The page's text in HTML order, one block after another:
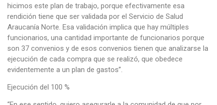
hicimos este plan de trabajo, porque efectivamente esa
rendición tiene que ser validada por el Servicio de Salud
Araucanía Norte. Esa validación implica que hay múltiples
funcionarios, una cantidad importante de funcionarios porque
son 37 convenios y de esos convenios tienen que analizarse la
ejecución de cada compra que se realizó, que obedece
evidentemente a un plan de gastos”.
Ejecución del 100 %